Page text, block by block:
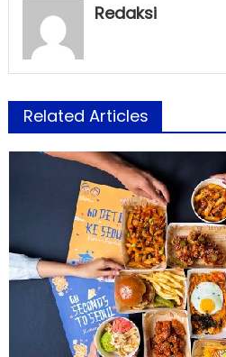
Redaksi
Related Articles